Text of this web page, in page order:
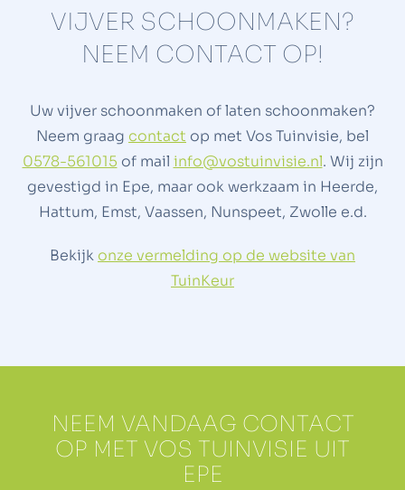
VIJVER SCHOONMAKEN?
NEEM CONTACT OP!
Uw vijver schoonmaken of laten schoonmaken?
Neem graag contact op met Vos Tuinvisie, bel
0578-561015 of mail info@vostuinvisie.nl. Wij zijn
gevestigd in Epe, maar ook werkzaam in Heerde,
Hattum, Emst, Vaassen, Nunspeet, Zwolle e.d.
Bekijk onze vermelding op de website van
TuinKeur
NEEM VANDAAG CONTACT
OP MET VOS TUINVISIE UIT
EPE